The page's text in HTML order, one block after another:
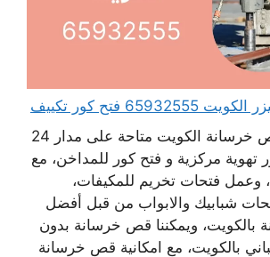
فتح كور تكييف
خدمات شركة قص خرسانة الكويت متاحة على مدار 24
مركزية و فتح كور للمداخن، مع
وعمل فتحات تخريم للمكيفات،
شبابيك والابواب من قبل أفضل
ويمكننا قص خرسانة بدون
بالكويت، مع امكانية قص خرسانة